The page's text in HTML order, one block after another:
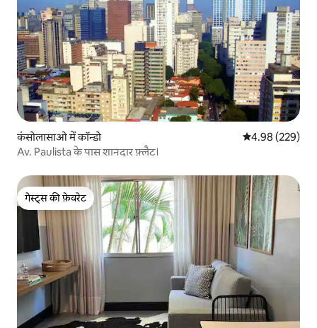
कंसोलासाओ में कॉन्डो औसत रेटिंग 5 में से
4.98 (229)
Av. Paulista के पास शानदार फ़्लैट।
गेस्ट्स की फ़ेवरेट
गेस्ट्स की फ़ेवरेट